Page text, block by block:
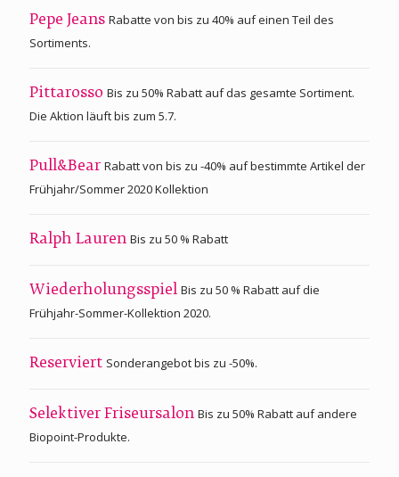
Pepe Jeans Rabatte von bis zu 40% auf einen Teil des
Sortiments.
Pittarosso Bis zu 50% Rabatt auf das gesamte Sortiment.
Die Aktion läuft bis zum 5.7.
Pull&Bear Rabatt von bis zu -40% auf bestimmte Artikel der
Frühjahr/Sommer 2020 Kollektion
Ralph Lauren Bis zu 50 % Rabatt
WiederholungsspielBis zu 50 % Rabatt auf die
Frühjahr-Sommer-Kollektion 2020.
Reserviert Sonderangebot bis zu -50%.
Selektiver Friseursalon Bis zu 50% Rabatt auf andere
Biopoint-Produkte.